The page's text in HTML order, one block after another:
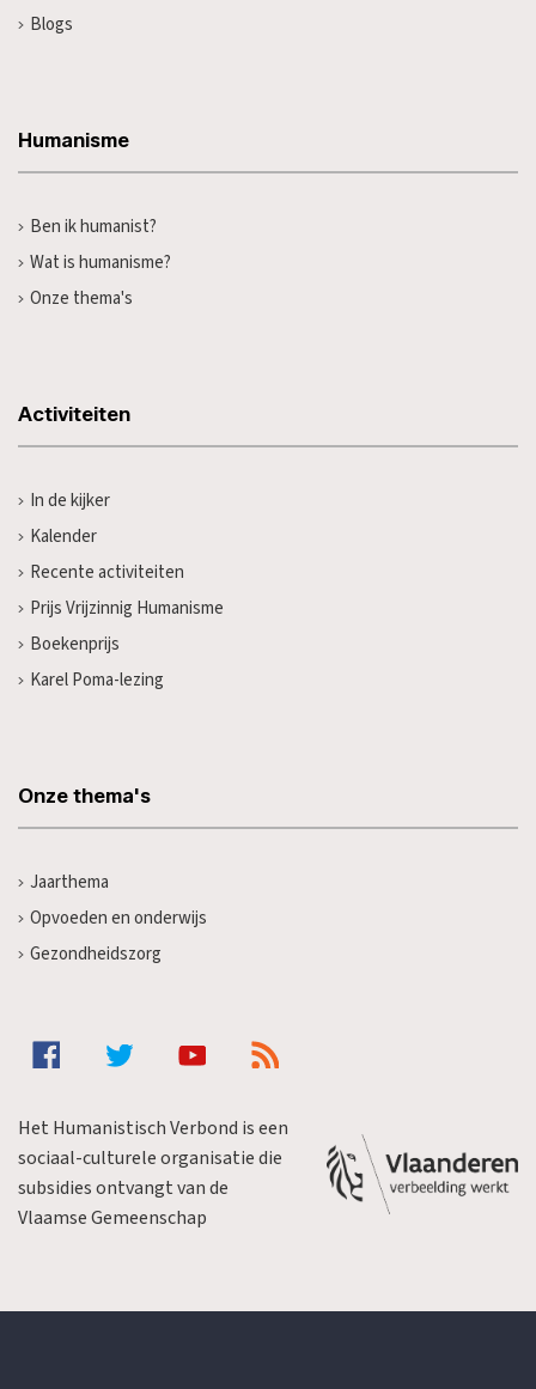
Blogs
Humanisme
Ben ik humanist?
Wat is humanisme?
Onze thema's
Activiteiten
In de kijker
Kalender
Recente activiteiten
Prijs Vrijzinnig Humanisme
Boekenprijs
Karel Poma-lezing
Onze thema's
Jaarthema
Opvoeden en onderwijs
Gezondheidszorg
Het Humanistisch Verbond is een
sociaal-culturele organisatie die
subsidies ontvangt van de
Vlaamse Gemeenschap